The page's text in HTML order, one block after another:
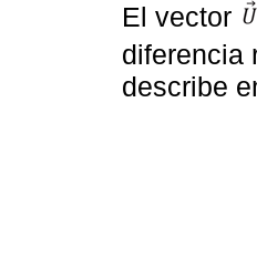
El vector
diferencia
describe